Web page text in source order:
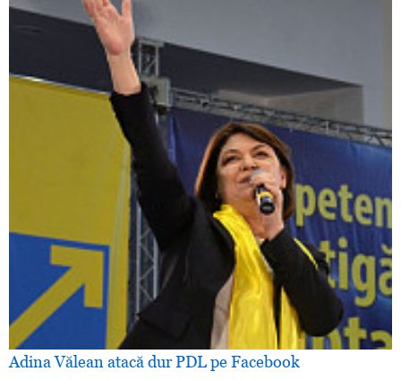
Adina Vălean atacă dur PDL pe Facebook